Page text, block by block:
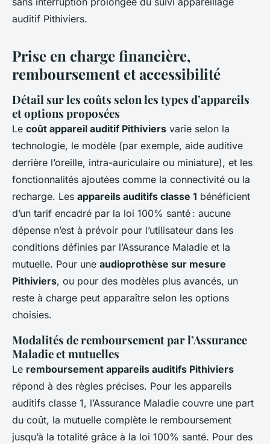
auditif Pithiviers.
Prise en charge financière,
remboursement et accessibilité
Détail sur les coûts selon les types d’appareils
et options proposées
Le coût appareil auditif Pithiviers varie selon la
technologie, le modèle (par exemple, aide auditive
derrière l’oreille, intra-auriculaire ou miniature), et les
fonctionnalités ajoutées comme la connectivité ou la
recharge. Les appareils auditifs classe 1 bénéficient
d’un tarif encadré par la loi 100% santé : aucune
dépense n’est à prévoir pour l’utilisateur dans les
conditions définies par l’Assurance Maladie et la
mutuelle. Pour une audioprothèse sur mesure
Pithiviers, ou pour des modèles plus avancés, un
reste à charge peut apparaître selon les options
choisies.
Modalités de remboursement par l’Assurance
Maladie et mutuelles
Le remboursement appareils auditifs Pithiviers
répond à des règles précises. Pour les appareils
auditifs classe 1, l’Assurance Maladie couvre une part
du coût, la mutuelle complète le remboursement
jusqu’à la totalité grâce à la loi 100% santé. Pour des